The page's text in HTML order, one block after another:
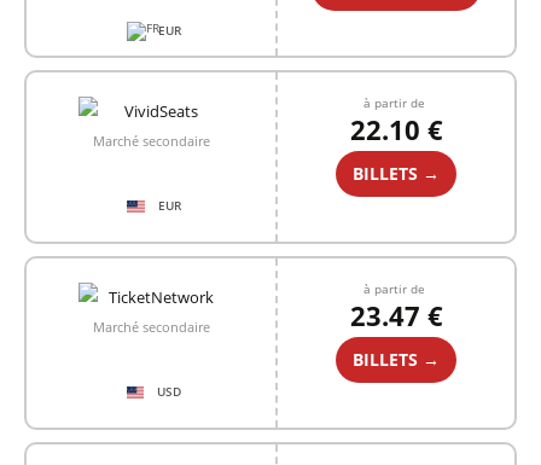
EUR
Marché secondaire
EUR
à partir de
22.10 €
BILLETS →
Marché secondaire
USD
à partir de
23.47 €
BILLETS →